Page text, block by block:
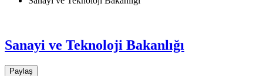
Sanayi ve Teknoloji Bakanlığı
Paylaş